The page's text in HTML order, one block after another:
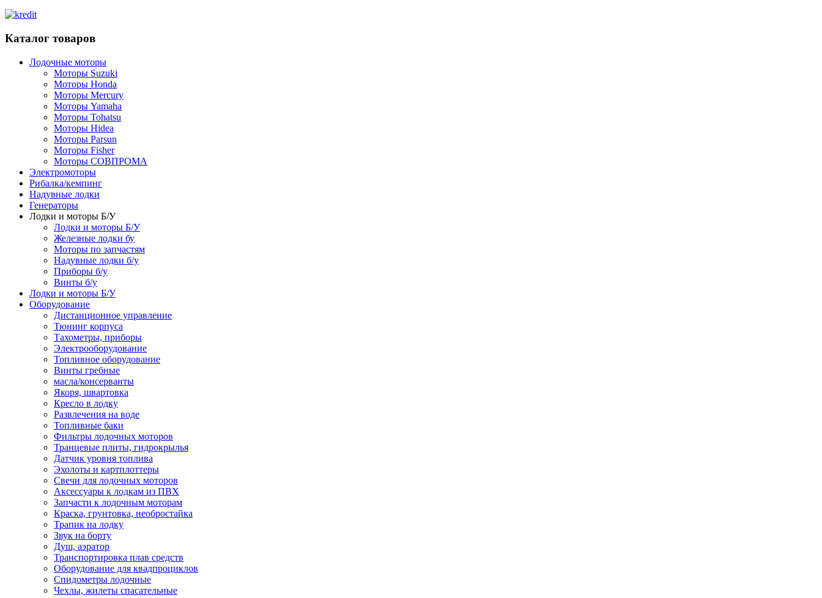
Каталог товаров
Лодочные моторы
Моторы Suzuki
Моторы Honda
Моторы Mercury
Моторы Yamaha
Моторы Tohatsu
Моторы Hidea
Моторы Parsun
Моторы Fisher
Моторы СОВПРОМА
Электромоторы
Рибалка/кемпинг
Надувные лодки
Генераторы
Лодки и моторы Б/У
Лодки и моторы Б/У
Железные лодки бу
Моторы по запчастям
Надувные лодки б/у
Приборы б/у
Винты б/у
Лодки и моторы Б/У
Оборудование
Дистанционное управление
Тюнинг корпуса
Тахометры, приборы
Электрооборудование
Топливное оборудование
Винты гребные
масла/консерванты
Якоря, швартовка
Кресло в лодку
Развлечения на воде
Топливные баки
Фильтры лодочных моторов
Транцевые плиты, гидрокрылья
Датчик уровня топлива
Эхолоты и картплоттеры
Cвечи для лодочных моторов
Аксессуары к лодкам из ПВХ
Запчасти к лодочным моторам
Краска, грунтовка, необростайка
Трапик на лодку
Звук на борту
Душ, аэратор
Транспортировка плав средств
Оборудование для квадпроциклов
Спидометры лодочные
Чехлы, жилеты спасательные